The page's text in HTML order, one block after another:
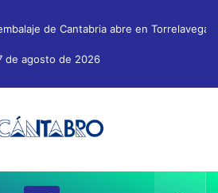
de Cantabria abre en
de agosto de 2026